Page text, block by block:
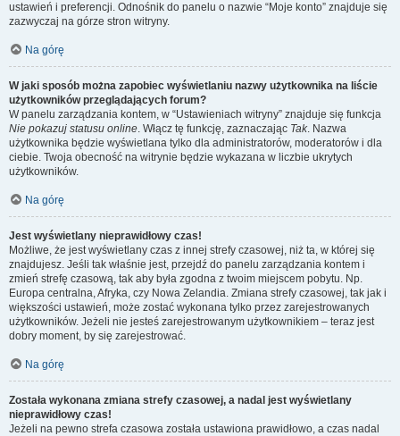
ustawień i preferencji. Odnośnik do panelu o nazwie “Moje konto” znajduje się
zazwyczaj na górze stron witryny.
Na górę
W jaki sposób można zapobiec wyświetlaniu nazwy użytkownika na liście
użytkowników przeglądających forum?
W panelu zarządzania kontem, w “Ustawieniach witryny” znajduje się funkcja
Nie pokazuj statusu online. Włącz tę funkcję, zaznaczając Tak. Nazwa
użytkownika będzie wyświetlana tylko dla administratorów, moderatorów i dla
ciebie. Twoja obecność na witrynie będzie wykazana w liczbie ukrytych
użytkowników.
Na górę
Jest wyświetlany nieprawidłowy czas!
Możliwe, że jest wyświetlany czas z innej strefy czasowej, niż ta, w której się
znajdujesz. Jeśli tak właśnie jest, przejdź do panelu zarządzania kontem i
zmień strefę czasową, tak aby była zgodna z twoim miejscem pobytu. Np.
Europa centralna, Afryka, czy Nowa Zelandia. Zmiana strefy czasowej, tak jak i
większości ustawień, może zostać wykonana tylko przez zarejestrowanych
użytkowników. Jeżeli nie jesteś zarejestrowanym użytkownikiem – teraz jest
dobry moment, by się zarejestrować.
Na górę
Została wykonana zmiana strefy czasowej, a nadal jest wyświetlany
nieprawidłowy czas!
Jeżeli na pewno strefa czasowa została ustawiona prawidłowo, a czas nadal